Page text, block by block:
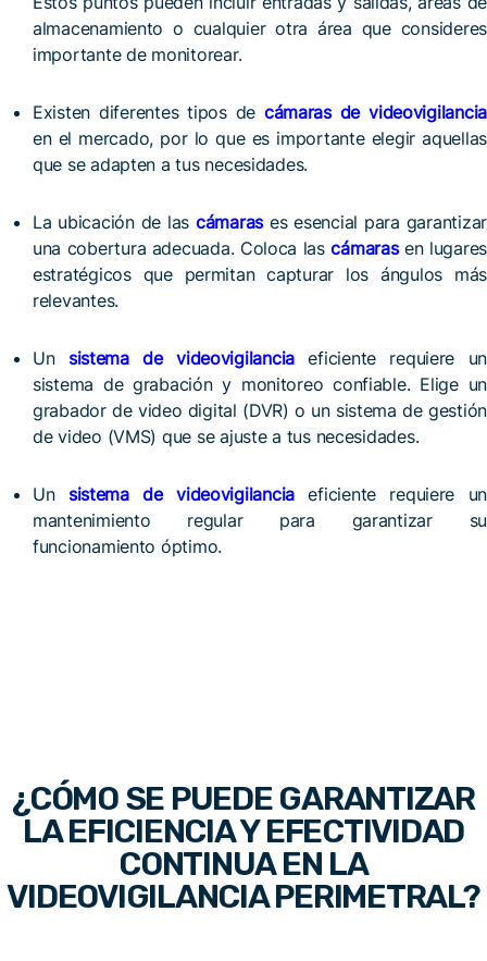
almacenamiento o cualquier otra área que consideres
importante de monitorear.
Existen diferentes tipos de cámaras de videovigilancia
en el mercado, por lo que es importante elegir aquellas
que se adapten a tus necesidades.
La ubicación de lascámarases esencial para garantizar
una cobertura adecuada. Coloca lascámarasen lugares
estratégicos que permitan capturar los ángulos más
relevantes.
Un sistema de videovigilancia eficiente requiere un
sistema de grabación y monitoreo confiable. Elige un
grabador de video digital (DVR) o un sistema de gestión
de video (VMS) que se ajuste a tus necesidades.
Unsistema de videovigilancia eficiente requiere un
mantenimiento regular para garantizar su
funcionamiento óptimo.
¿CÓMO SE PUEDE GARANTIZAR
LA EFICIENCIA Y EFECTIVIDAD
CONTINUA EN LA
VIDEOVIGILANCIA PERIMETRAL?